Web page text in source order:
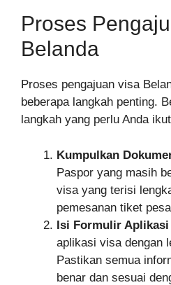
Proses
Belanda
Proses pengajuan visa
beberapa langkah penting.
langkah yang perlu Anda
Kumpulkan
Paspor yang masih
visa yang terisi
pemesanan tiket
Isi Formulir Aplikasi
aplikasi visa dengan
Pastikan semua
benar dan sesuai